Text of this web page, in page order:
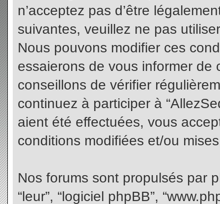
n’acceptez pas d’être
suivantes, veuillez ne pas
Nous pouvons modifier ces
essaierons de vous informer
conseillons de vérifier
continuez à participer à
aient été effectuées, vous
conditions modifiées et/ou
Nos forums sont propulsés par
“leur”, “logiciel phpBB”,